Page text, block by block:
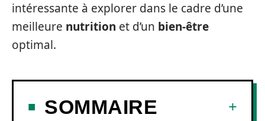
intéressante à explorer dans le cadre d’une
meilleure nutrition et d’un bien-être
optimal.
SOMMAIRE